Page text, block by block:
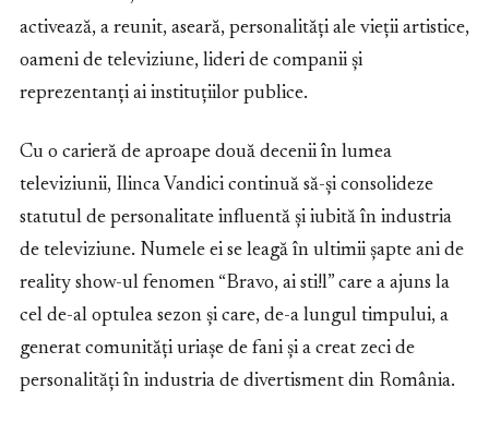
activează, a reunit, aseară, personalități ale vieții artistice,
oameni de televiziune, lideri de companii și
reprezentanți ai instituțiilor publice.
Cu o carieră de aproape două decenii în lumea
televiziunii, Ilinca Vandici continuă să-și consolideze
statutul de personalitate influentă și iubită în industria
de televiziune. Numele ei se leagă în ultimii șapte ani de
reality show-ul fenomen “Bravo, ai sti!l” care a ajuns la
cel de-al optulea sezon și care, de-a lungul timpului, a
generat comunități uriașe de fani și a creat zeci de
personalități în industria de divertisment din România.